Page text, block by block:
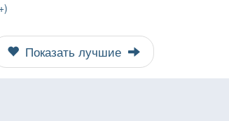
Показать лучшие